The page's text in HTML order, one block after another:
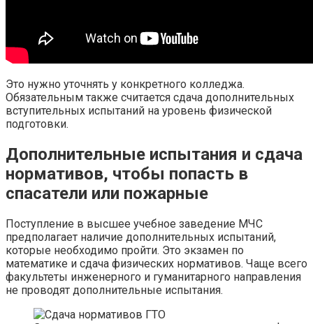
Это нужно уточнять у конкретного колледжа.
Обязательным также считается сдача дополнительных
вступительных испытаний на уровень физической
подготовки.
Дополнительные испытания и сдача
нормативов, чтобы попасть в
спасатели или пожарные
Поступление в высшее учебное заведение МЧС
предполагает наличие дополнительных испытаний,
которые необходимо пройти. Это экзамен по
математике и сдача физических нормативов. Чаще всего
факультеты инженерного и гуманитарного направления
не проводят дополнительные испытания.